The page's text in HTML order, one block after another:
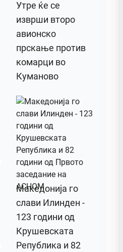
Утре ќе се
изврши второ
авионско
прскање против
комарци во
Куманово
Македонија го
слави Илинден -
123 години од
Крушевската
Република и 82